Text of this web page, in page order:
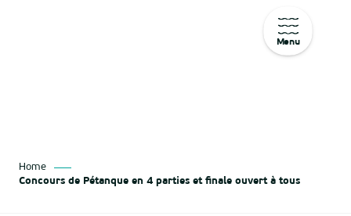
Menu
Home
Concours de Pétanque en 4 parties et finale ouvert à tous